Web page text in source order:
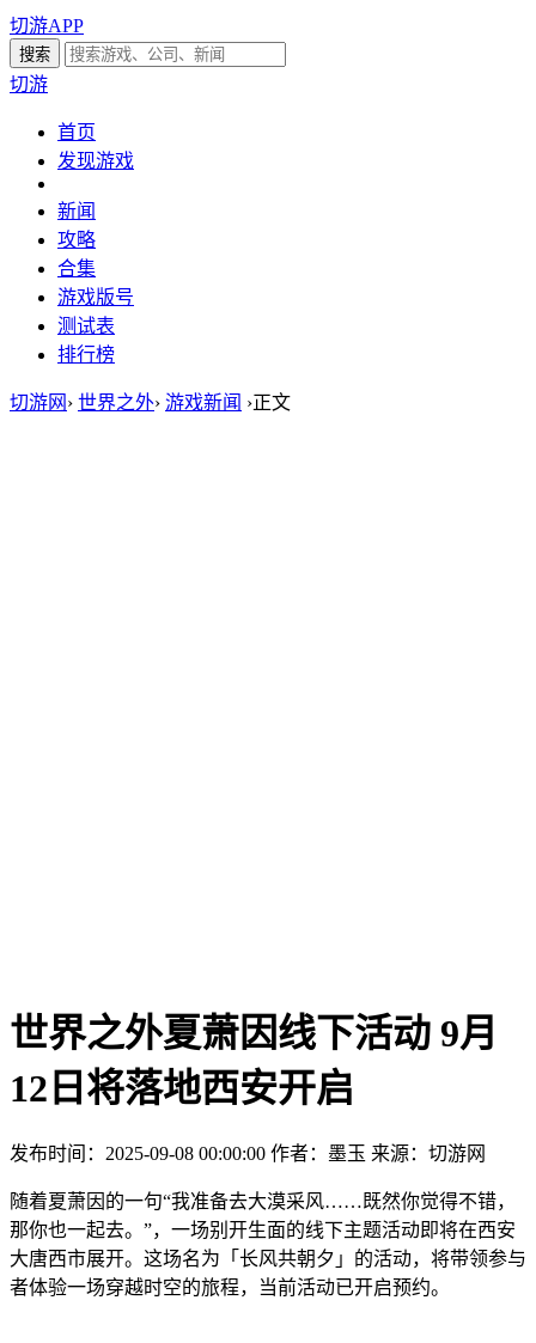
切游APP
切游
首页
发现游戏
新闻
攻略
合集
游戏版号
测试表
排行榜
切游网 › 世界之外› 游戏新闻 ›正文
世界之外夏萧因线下活动 9月
12日将落地西安开启
发布时间：2025-09-08 00:00:00 作者：墨玉 来源：切游网
随着夏萧因的一句“我准备去大漠采风……既然你觉得不错，
那你也一起去。”，一场别开生面的线下主题活动即将在西安
大唐西市展开。这场名为「长风共朝夕」的活动，将带领参与
者体验一场穿越时空的旅程，当前活动已开启预约。